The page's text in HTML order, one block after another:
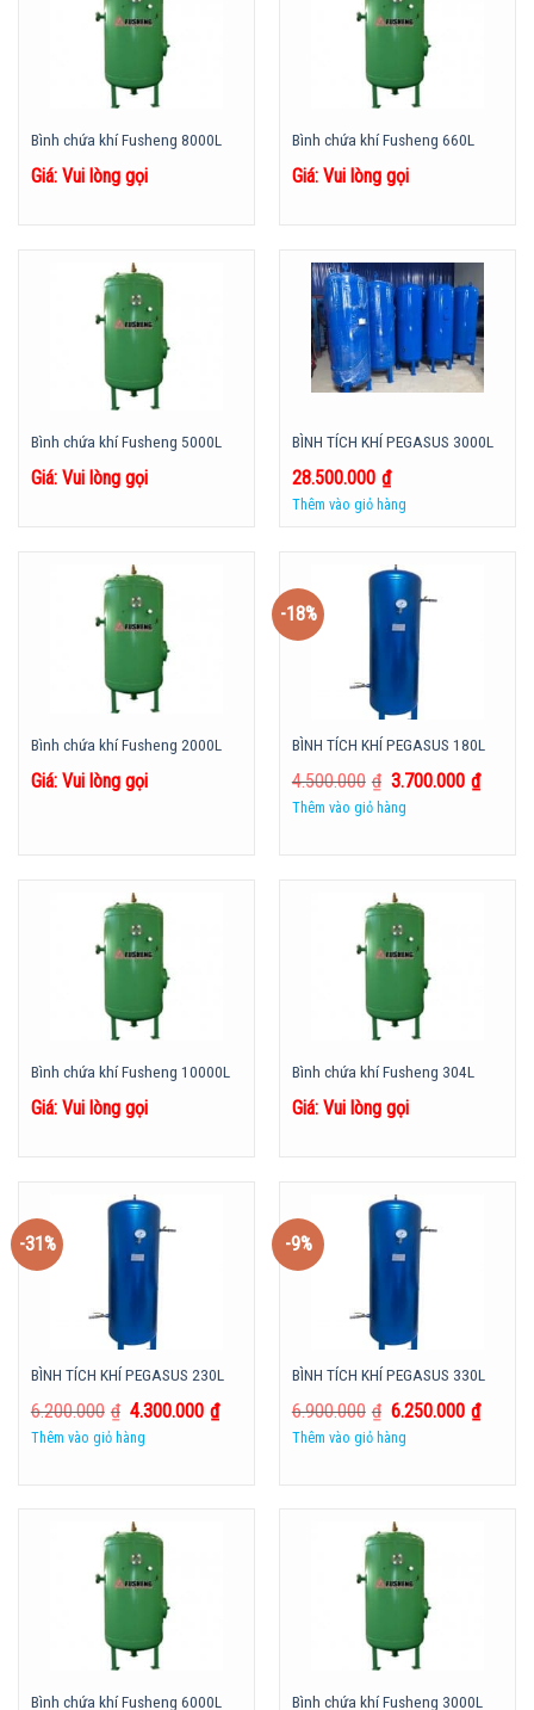
Bình chứa khí Fusheng 8000L
Giá: Vui lòng gọi
Bình chứa khí Fusheng 660L
Giá: Vui lòng gọi
Bình chứa khí Fusheng 5000L
Giá: Vui lòng gọi
BÌNH TÍCH KHÍ PEGASUS 3000L
28.500.000 ₫
Thêm vào giỏ hàng
Bình chứa khí Fusheng 2000L
Giá: Vui lòng gọi
-18%
BÌNH TÍCH KHÍ PEGASUS 180L
4.500.000 ₫ 3.700.000 ₫
Thêm vào giỏ hàng
Bình chứa khí Fusheng 10000L
Giá: Vui lòng gọi
Bình chứa khí Fusheng 304L
Giá: Vui lòng gọi
-31%
BÌNH TÍCH KHÍ PEGASUS 230L
6.200.000 ₫ 4.300.000 ₫
Thêm vào giỏ hàng
-9%
BÌNH TÍCH KHÍ PEGASUS 330L
6.900.000 ₫ 6.250.000 ₫
Thêm vào giỏ hàng
Bình chứa khí Fusheng 6000L Bình chứa khí Fusheng 3000L